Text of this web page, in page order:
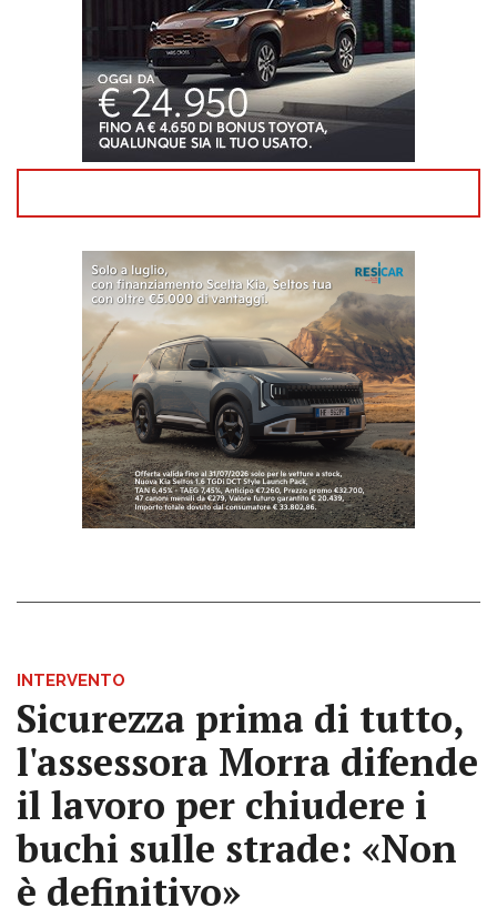
INTERVENTO
Sicurezza prima di tutto,
l'assessora Morra difende
il lavoro per chiudere i
buchi sulle strade: «Non
è definitivo»